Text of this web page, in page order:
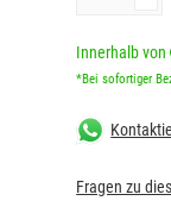
Innerhalb von
*Bei sofortiger
Fragen zu